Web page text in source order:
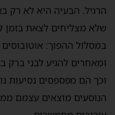
הרגיל. הבעיה היא לא רק
שלא מצליחים לצאת בזמן
במסלול ההפוך:
ומאחרים להגיע לבני ברק
וכך הם מפספסים נסיעות
הנוסעים מוצאים עצמם